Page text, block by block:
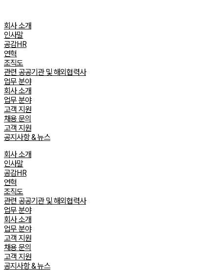
content
회사 소개
인사말
공감HR
연혁
조직도
관련 공공기관 및 해외협력사
업무 분야
회사 소개
업무 분야
고객 지원
채용 문의
고객 지원
공지사항 & 뉴스
회사 소개
인사말
공감HR
연혁
조직도
관련 공공기관 및 해외협력사
업무 분야
회사 소개
업무 분야
고객 지원
채용 문의
고객 지원
공지사항 & 뉴스